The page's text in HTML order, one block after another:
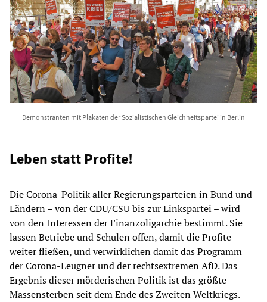
Demonstranten mit Plakaten der Sozialistischen Gleichheitspartei in Berlin
Leben statt Profite!
Die Corona-Politik aller Regierungsparteien in Bund und
Ländern – von der CDU/CSU bis zur Linkspartei – wird
von den Interessen der Finanzoligarchie bestimmt. Sie
lassen Betriebe und Schulen offen, damit die Profite
weiter fließen, und verwirklichen damit das Programm
der Corona-Leugner und der rechtsextremen AfD. Das
Ergebnis dieser mörderischen Politik ist das größte
Massensterben seit dem Ende des Zweiten Weltkriegs.